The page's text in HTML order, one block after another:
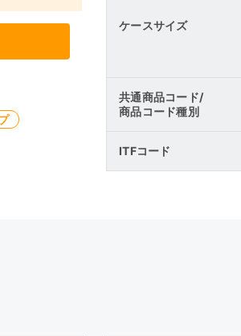
ケースサイズ
共通商品コード/
商品コード種別
ITFコード